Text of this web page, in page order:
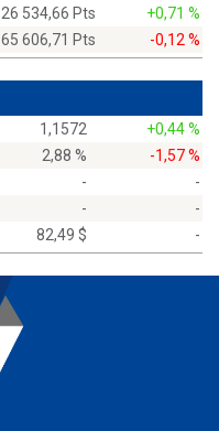
26 534,66 Pts
+0,71 %
65 606,71 Pts -0,12 %
1,1572
+0,44 %
2,88 %
-1,57 %
-
-
-
-
82,49 $ -